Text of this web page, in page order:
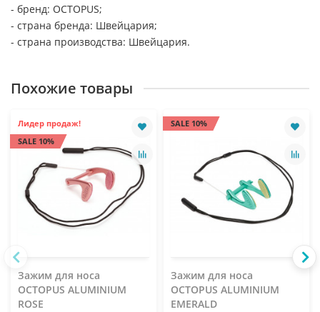
- бренд: OCTOPUS;
- страна бренда: Швейцария;
- страна производства: Швейцария.
Похожие товары
Лидер продаж!
SALE 10%
Зажим для носа
OCTOPUS ALUMINIUM
ROSE
SALE 10%
Зажим для носа
OCTOPUS ALUMINIUM
EMERALD